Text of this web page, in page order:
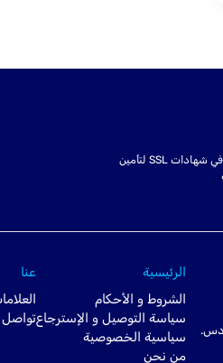
اتبعت أحدث التقنيات في شهادات SSL لتأمين
الرئيسية
الشروط و الأحكام
سياسة التوصيل و الإسترجاع
سياسية الخصوصية
من نحن
عنا
تواصل